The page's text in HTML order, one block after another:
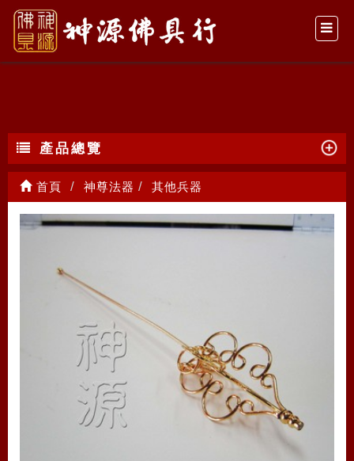
其他兵器
產品總覽
首頁 神尊法器 其他兵器